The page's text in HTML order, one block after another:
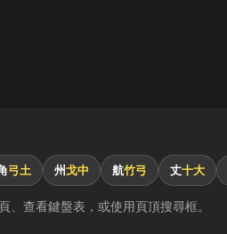
弓土 州戈中 航竹弓 丈十大
查看鍵盤表，或使用頁頂搜尋框。